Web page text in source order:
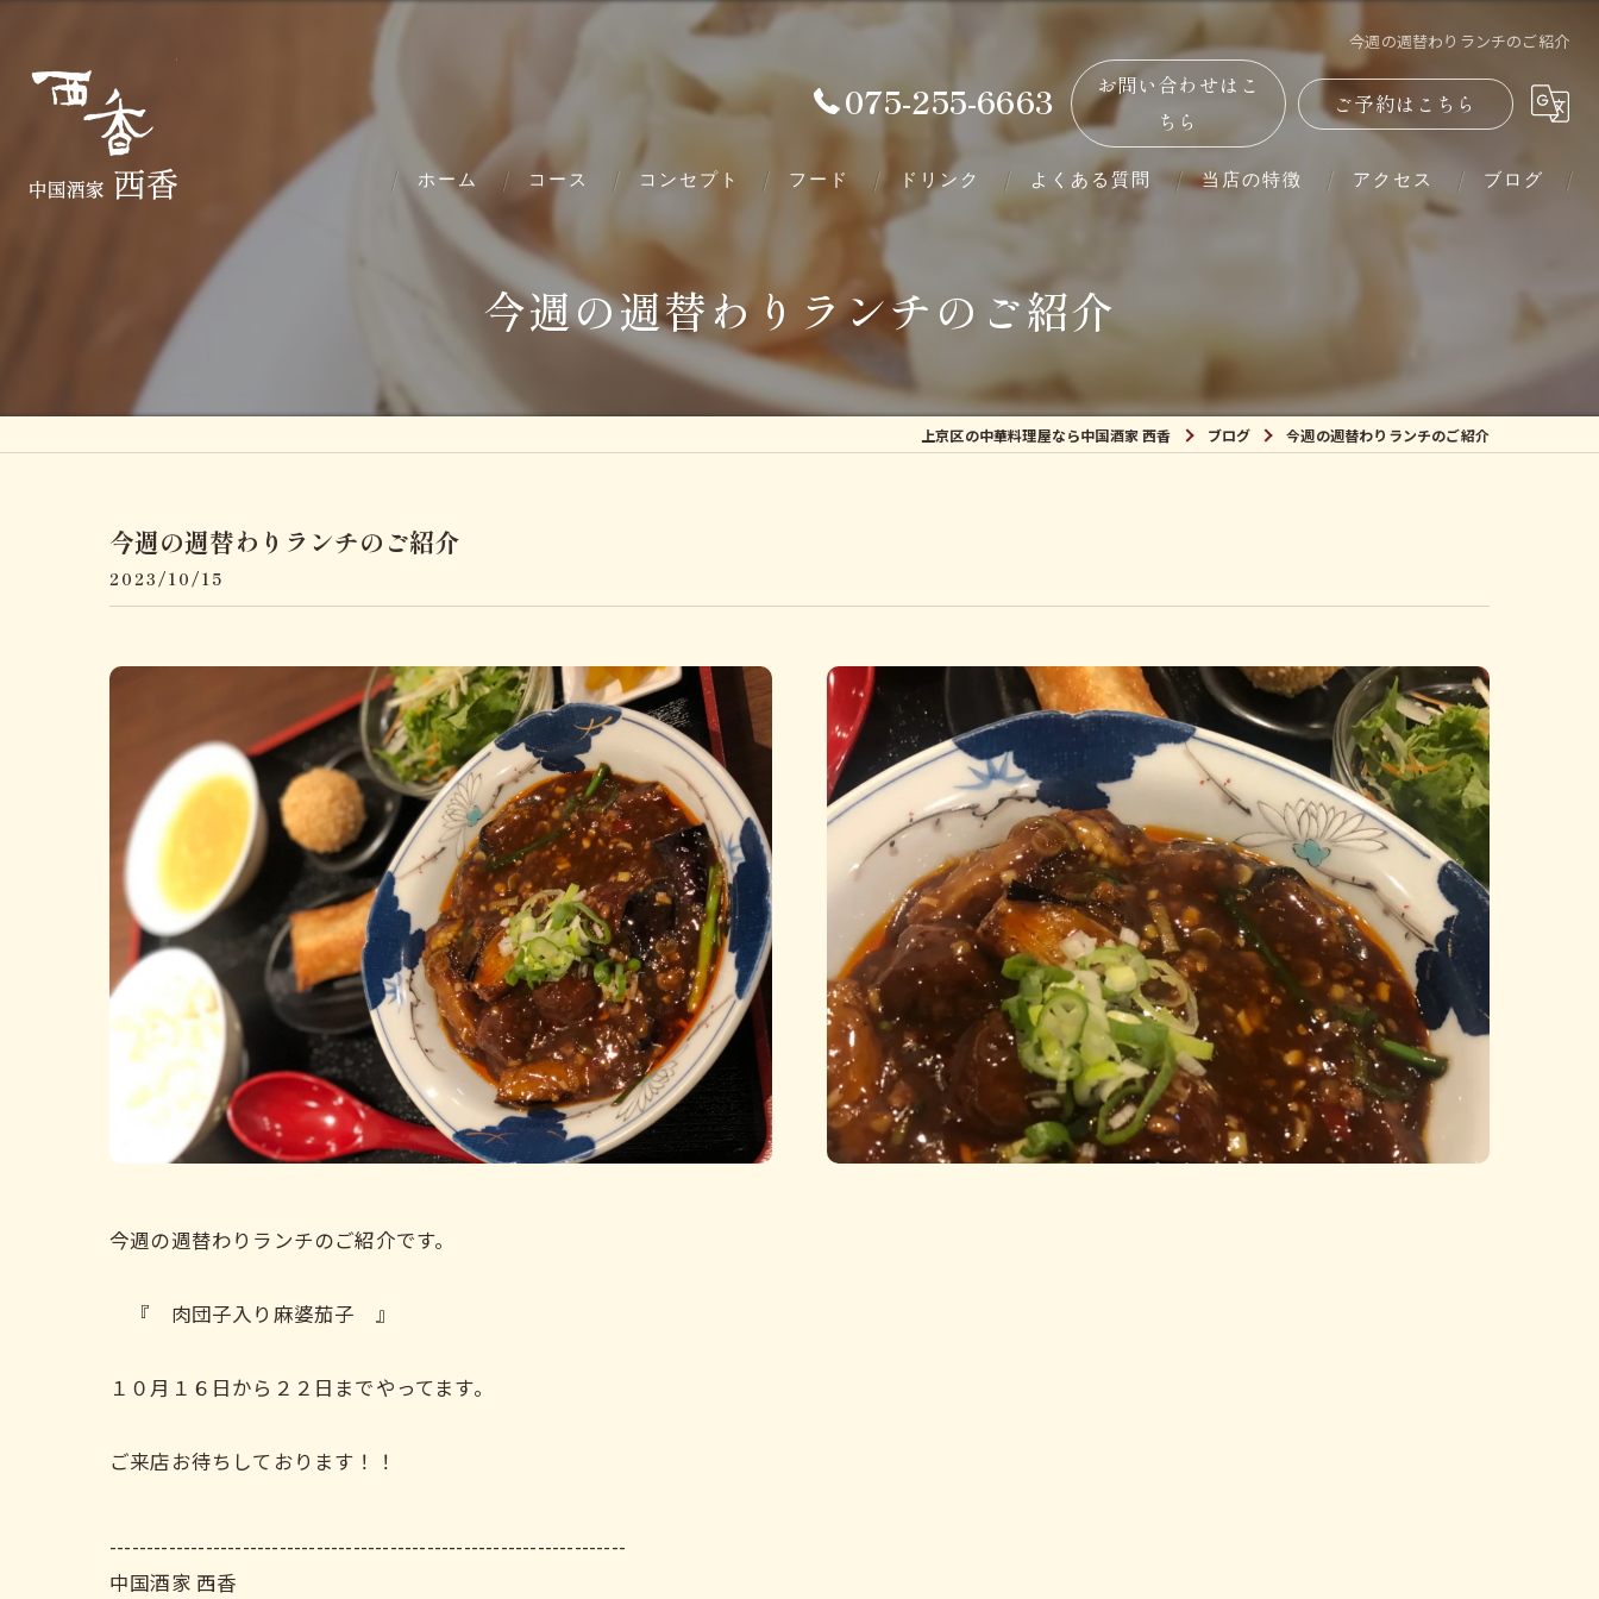
今週の週替わりランチのご紹介
075-255-6663
お問い合わせはこ
ちら
ご予約はこちら
ホーム コース コンセプト フード ドリンク よくある質問 当店の特徴
ディナー
アクセス ブログ
今週の週替わりランチのご紹介
上京区の中華料理屋なら中国酒家 西香 ブログ 今週の週替わりランチのご紹介
今週の週替わりランチのご紹介
2023/10/15
今週の週替わりランチのご紹介です。
『 肉団子入り麻婆茄子 』
１０月１６日から２２日までやってます。
ご来店お待ちしております！！
----------------------------------------------------------------------
中国酒家 西香